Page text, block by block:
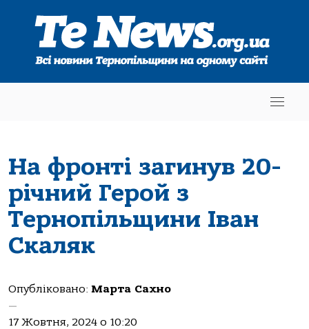
На фронті загинув 20-
річний Герой з
Тернопільщини Іван
Скаляк
Опубліковано: Марта Сахно
—
17 Жовтня, 2024 о 10:20